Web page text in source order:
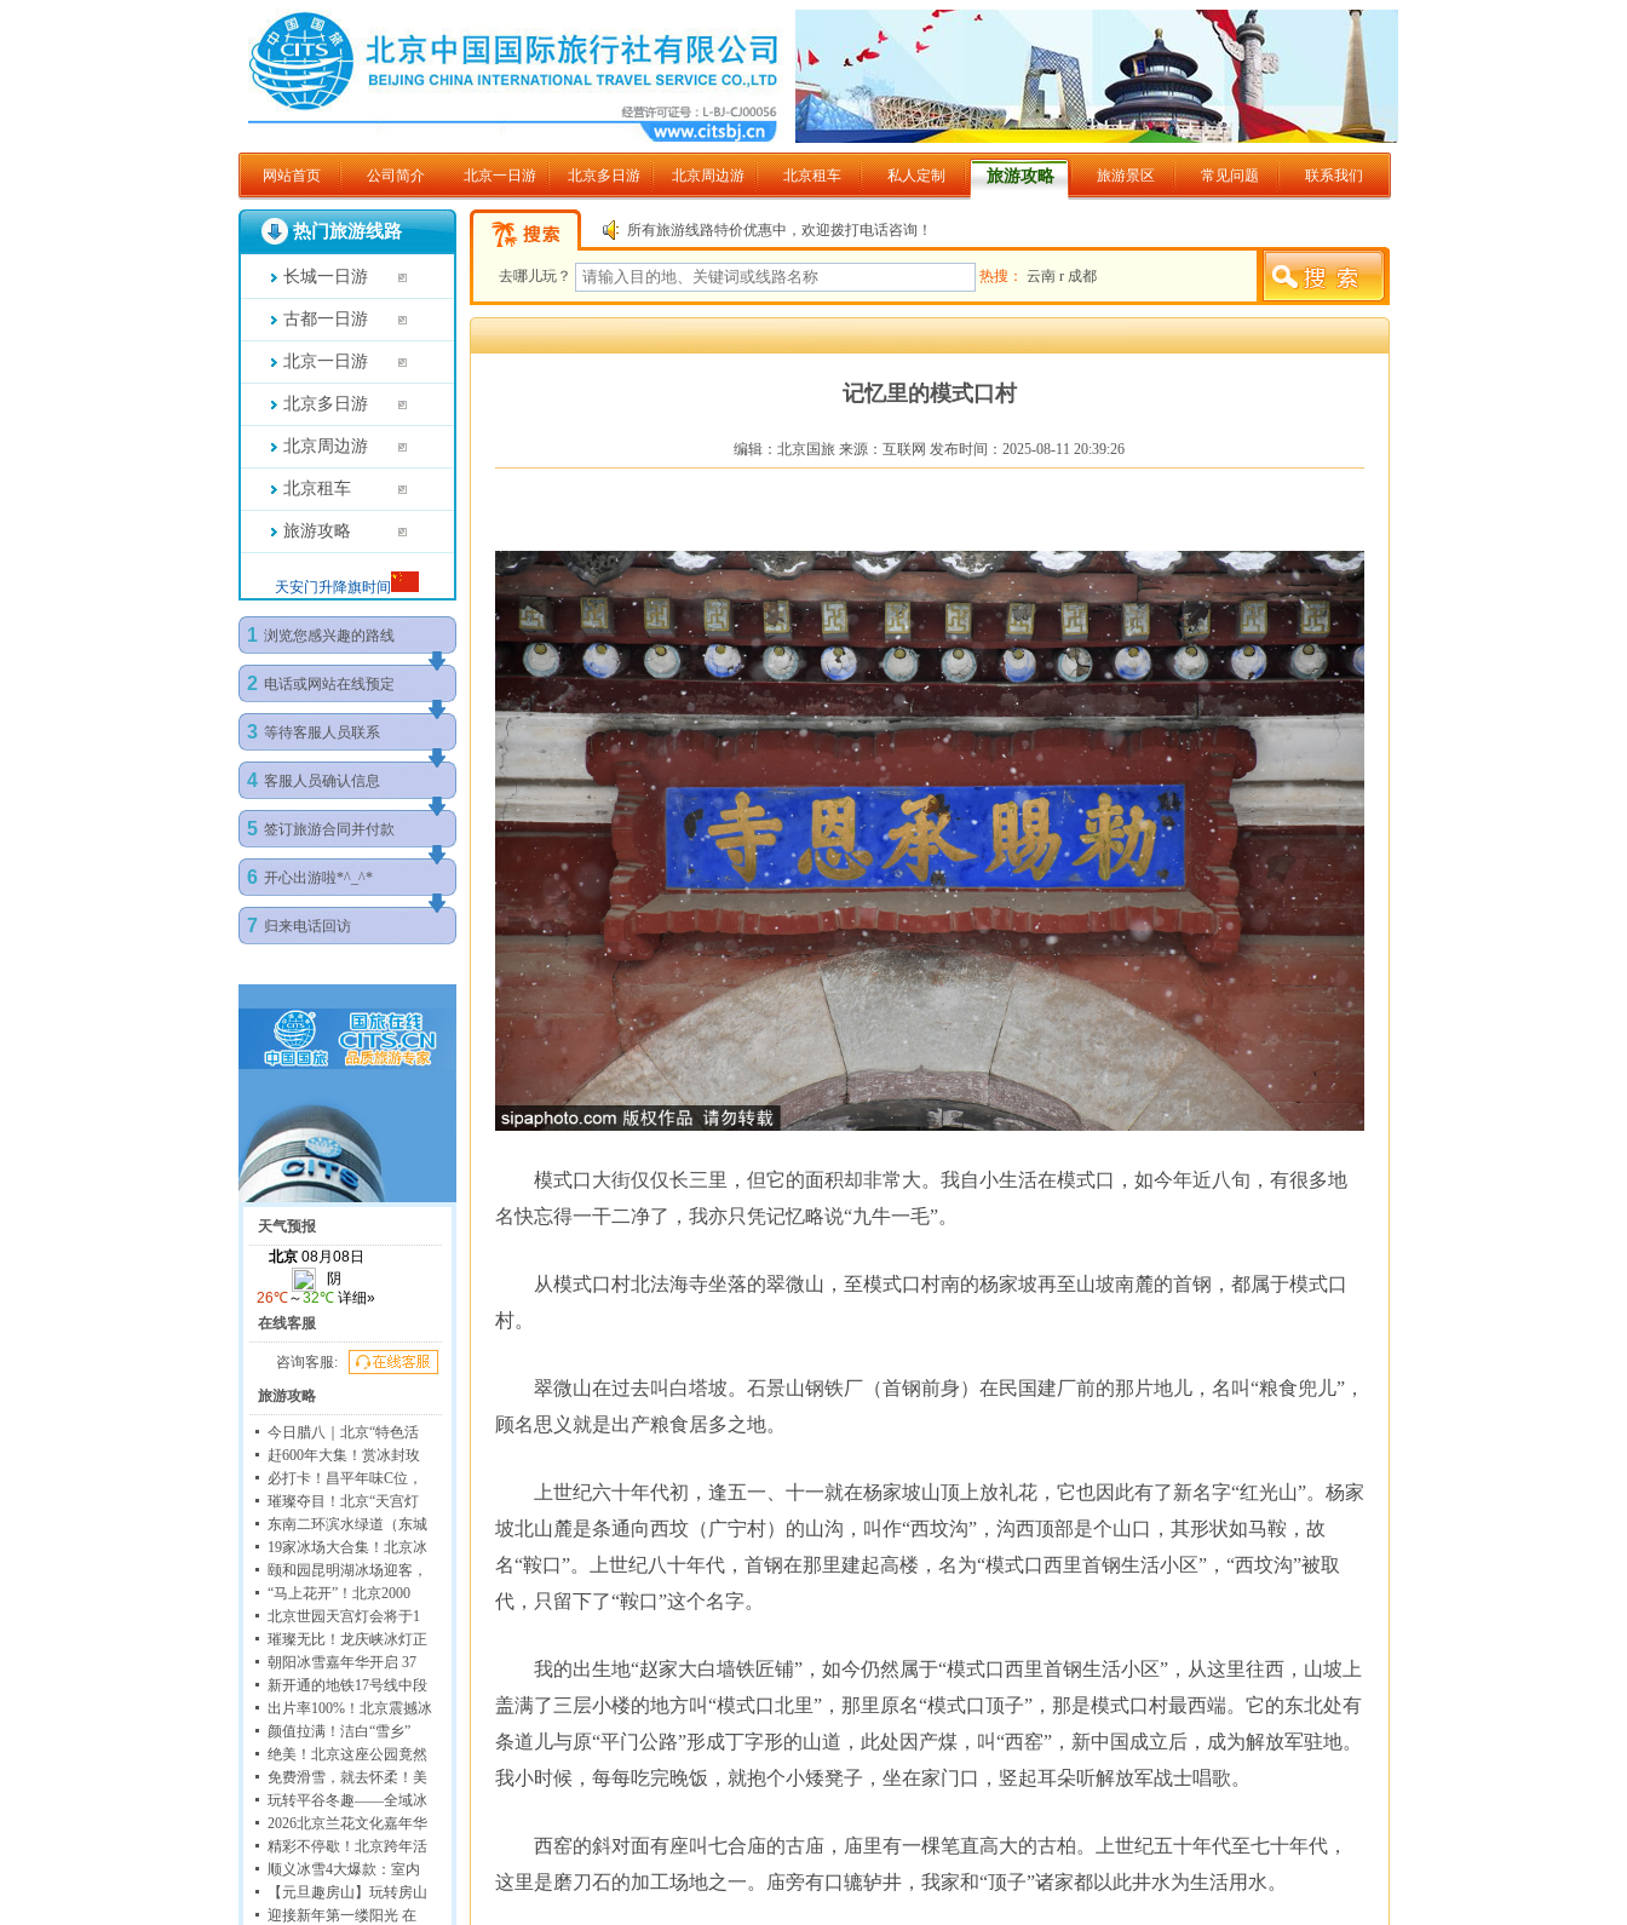
网站首页 公司简介 北京一日游 北京多日游 北京周边游 北京租车 私人定制 旅游攻略 旅游景区 常见问题 联系我们
热门旅游线路
长城一日游
古都一日游
北京一日游
北京多日游
北京周边游
北京租车
旅游攻略
天安门升降旗时间
1 浏览您感兴趣的路线
2 电话或网站在线预定
3 等待客服人员联系
4 客服人员确认信息
5 签订旅游合同并付款
6 开心出游啦*^_^*
7 归来电话回访
天气预报
在线客服
咨询客服:
旅游攻略
今日腊八｜北京“特色活
赶600年大集！赏冰封玫
必打卡！昌平年味C位，
璀璨夺目！北京“天宫灯
东南二环滨水绿道（东城
19家冰场大合集！北京冰
颐和园昆明湖冰场迎客，
“马上花开”！北京2000
北京世园天宫灯会将于1
璀璨无比！龙庆峡冰灯正
朝阳冰雪嘉年华开启 37
新开通的地铁17号线中段
出片率100%！北京震撼冰
颜值拉满！洁白“雪乡”
绝美！北京这座公园竟然
免费滑雪，就去怀柔！美
玩转平谷冬趣——全域冰
2026北京兰花文化嘉年华
精彩不停歇！北京跨年活
顺义冰雪4大爆款：室内
【元旦趣房山】玩转房山
迎接新年第一缕阳光 在
所有旅游线路特价优惠中，欢迎拨打电话咨询！
去哪儿玩？ 热搜： 云南 r 成都
记忆里的模式口村
编辑：北京国旅 来源：互联网 发布时间：2025-08-11 20:39:26
模式口大街仅仅长三里，但它的面积却非常大。我自小生活在模式口，如今年近八旬，有很多地
名快忘得一干二净了，我亦只凭记忆略说“九牛一毛”。
从模式口村北法海寺坐落的翠微山，至模式口村南的杨家坡再至山坡南麓的首钢，都属于模式口
村。
翠微山在过去叫白塔坡。石景山钢铁厂（首钢前身）在民国建厂前的那片地儿，名叫“粮食兜儿”，
顾名思义就是出产粮食居多之地。
上世纪六十年代初，逢五一、十一就在杨家坡山顶上放礼花，它也因此有了新名字“红光山”。杨家
坡北山麓是条通向西坟（广宁村）的山沟，叫作“西坟沟”，沟西顶部是个山口，其形状如马鞍，故
名“鞍口”。上世纪八十年代，首钢在那里建起高楼，名为“模式口西里首钢生活小区”，“西坟沟”被取
代，只留下了“鞍口”这个名字。
我的出生地“赵家大白墙铁匠铺”，如今仍然属于“模式口西里首钢生活小区”，从这里往西，山坡上
盖满了三层小楼的地方叫“模式口北里”，那里原名“模式口顶子”，那是模式口村最西端。它的东北处有
条道儿与原“平门公路”形成丁字形的山道，此处因产煤，叫“西窑”，新中国成立后，成为解放军驻地。
我小时候，每每吃完晚饭，就抱个小矮凳子，坐在家门口，竖起耳朵听解放军战士唱歌。
西窑的斜对面有座叫七合庙的古庙，庙里有一棵笔直高大的古柏。上世纪五十年代至七十年代，
这里是磨刀石的加工场地之一。庙旁有口辘轳井，我家和“顶子”诸家都以此井水为生活用水。